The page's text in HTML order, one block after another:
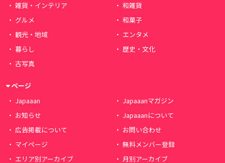
雑貨・インテリア
和雑貨
グルメ
和菓子
観光・地域
エンタメ
暮らし
歴史・文化
古写真
ページ
Japaaan
Japaaanマガジン
お知らせ
Japaaanについて
広告掲載について
お問い合わせ
マイページ
無料メンバー登録
エリア別アーカイブ
月別アーカイブ